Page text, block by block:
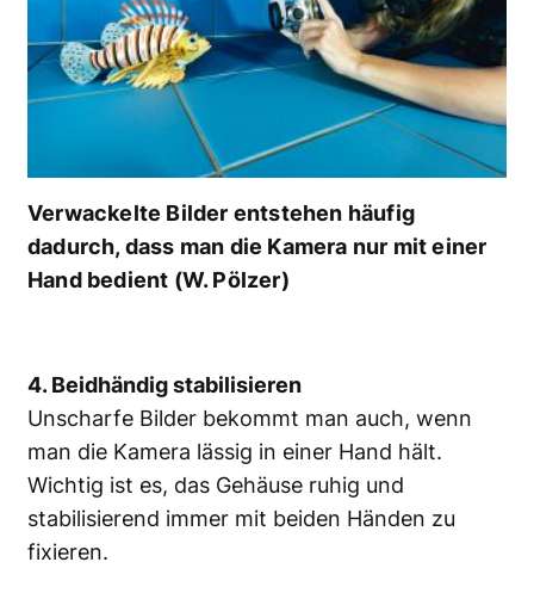
Verwackelte Bilder entstehen häufig
dadurch, dass man die Kamera nur mit einer
Hand bedient (W. Pölzer)
4. Beidhändig stabilisieren
Unscharfe Bilder bekommt man auch, wenn
man die Kamera lässig in einer Hand hält.
Wichtig ist es, das Gehäuse ruhig und
stabilisierend immer mit beiden Händen zu
fixieren.